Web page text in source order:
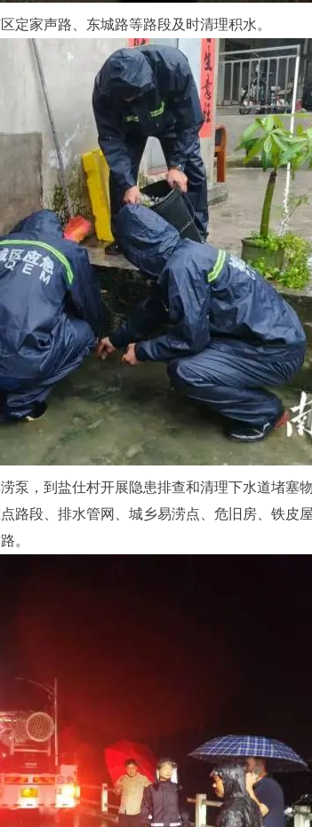
家声路、东城路等路段及时清理积水。
，到盐仕村开展隐患排查和清理下水道堵塞物
段、排水管网、城乡易涝点、危旧房、铁皮屋
。